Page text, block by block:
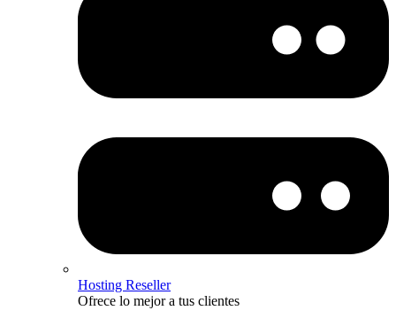
Hosting Reseller
Ofrece lo mejor a tus clientes